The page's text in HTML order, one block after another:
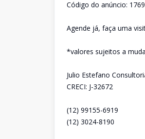
Código do anúncio:
Agende já, faça uma
*valores sujeitos a
Julio Estefano
CRECI: J-32672
(12) 99155-6919
(12) 3024-8190